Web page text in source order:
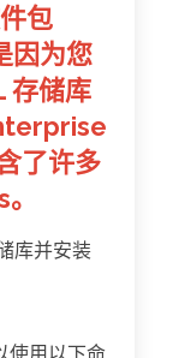
包
因为您
存储库
了许多
库并安装